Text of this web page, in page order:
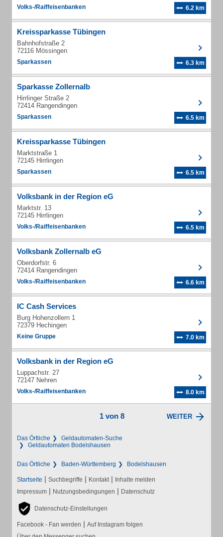
Volks-/Raiffeisenbanken 6.2 km
Kreissparkasse Tübingen
Bahnhofstraße 2
72116 Mössingen
Sparkassen 6.3 km
Sparkasse Zollernalb
Hirrlinger Straße 2
72414 Rangendingen
Sparkassen 6.5 km
Kreissparkasse Tübingen
Marktstraße 1
72145 Hirrlingen
Sparkassen 6.5 km
Volksbank in der Region eG
Marktstr. 13
72145 Hirrlingen
Volks-/Raiffeisenbanken 6.5 km
Volksbank Zollernalb eG
Oberdorfstr. 6
72414 Rangendingen
Volks-/Raiffeisenbanken 6.6 km
IC Cash Services
Burg Hohenzollern 1
72379 Hechingen
Keine Gruppe 7.0 km
Volksbank in der Region eG
Luppachstr. 27
72147 Nehren
Volks-/Raiffeisenbanken 8.0 km
1 von 8 WEITER
Das Örtliche
Geldautomaten-Suche
Geldautomaten Bodelshausen
Das Örtliche Baden-Württemberg Bodelshausen
Startseite | Suchbegriffe | Kontakt | Inhalte melden
Impressum | Nutzungsbedingungen | Datenschutz
Datenschutz-Einstellungen
Facebook - Fan werden | Auf Instagram folgen